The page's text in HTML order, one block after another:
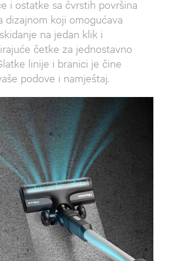
i ostatke sa čvrstih površina
dizajnom koji omogućava
na jedan klik i
četke za jednostavno
linije i branici je čine
podove i namještaj.